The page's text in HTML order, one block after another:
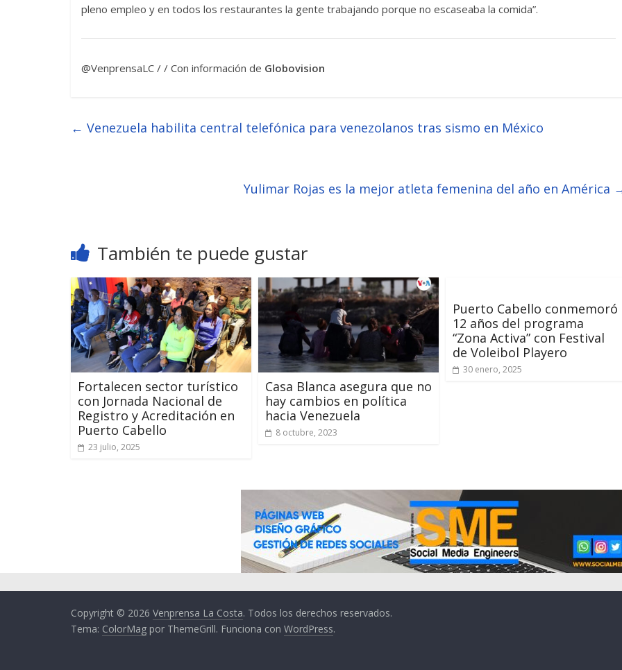
pleno empleo y en todos los restaurantes la gente trabajando porque no escaseaba la comida”.
@VenprensaLC / / Con información de Globovision
← Venezuela habilita central telefónica para venezolanos tras sismo en México
Yulimar Rojas es la mejor atleta femenina del año en América
También te puede gustar
Fortalecen sector turístico
con Jornada Nacional de
Registro y Acreditación en
Puerto Cabello
23 julio, 2025
Casa Blanca asegura que no
hay cambios en política
hacia Venezuela
8 octubre, 2023
Puerto Cabello conmemoró
12 años del programa
“Zona Activa” con Festival
de Voleibol Playero
30 enero, 2025
Copyright © 2026 Venprensa La Costa. Todos los derechos reservados.
Tema: ColorMag por ThemeGrill. Funciona con WordPress.